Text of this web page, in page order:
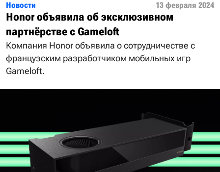
Новости 13 февраля 2024
Honor объявила об эксклюзивном
партнёрстве с Gameloft
Компания Honor объявила о сотрудничестве с
французским разработчиком мобильных игр
Gameloft.